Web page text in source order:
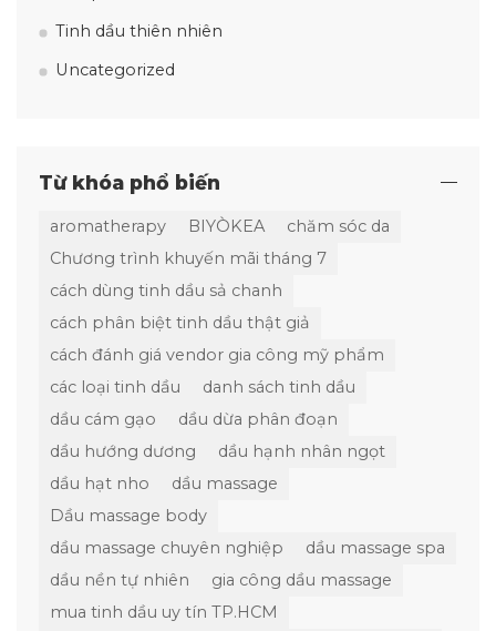
Tinh dầu thiên nhiên
Uncategorized
Từ khóa phổ biến
aromatherapy BIYÒKEA
chăm sóc da
Chương trình khuyến mãi tháng 7
cách dùng tinh dầu sả chanh
cách phân biệt tinh dầu thật giả
cách đánh giá vendor gia công mỹ phẩm
các loại tinh dầu
danh sách tinh dầu
dầu cám gạo
dầu dừa phân đoạn
dầu hướng dương
dầu hạnh nhân ngọt
dầu hạt nho
dầu massage
Dầu massage body
dầu massage chuyên nghiệp
dầu massage spa
dầu nền tự nhiên
gia công dầu massage
mua tinh dầu uy tín TP.HCM